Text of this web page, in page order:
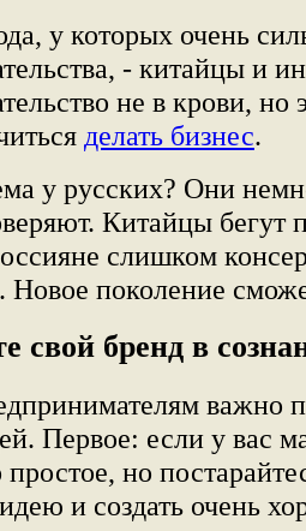
у которых очень
- китайцы и
не в крови, но
делать бизнес.
у русских? Они
Китайцы бегут
слишком
Новое поколение
свой бренд в
важно
Первое: если у вас
простое, но
и создать очень